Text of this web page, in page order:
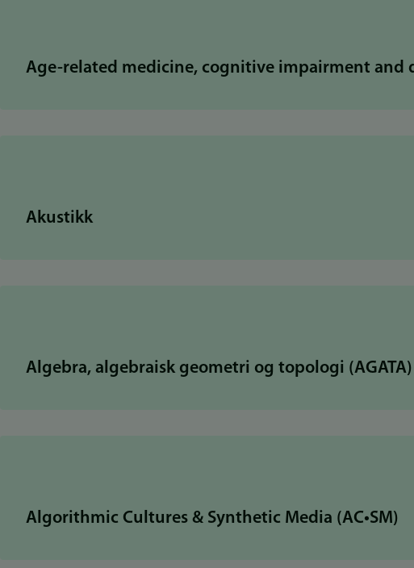
Age-related medicine, cognitive impairment and
Akustikk
Algebra, algebraisk geometri og topologi (AGATA)
Algorithmic Cultures & Synthetic Media (AC•SM)